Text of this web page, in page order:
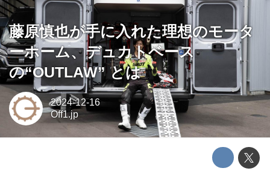
藤原慎也が手に入れた理想のモータ
ーホーム、デュカトベース
の“OUTLAW” とは
2024-12-16
Off1.jp